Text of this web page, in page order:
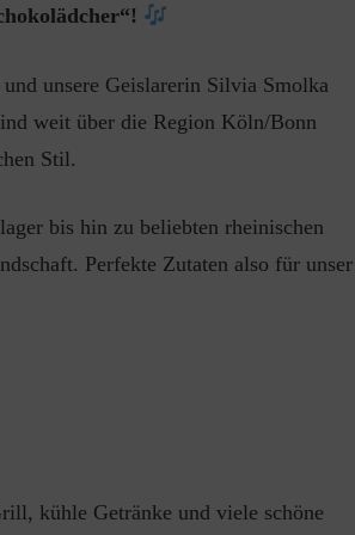
unsere Geislarerin Silvia Smolka
weit über die Region Köln/Bonn
Stil.
bis hin zu beliebten rheinischen
Perfekte Zutaten also für unser
kühle Getränke und viele schöne